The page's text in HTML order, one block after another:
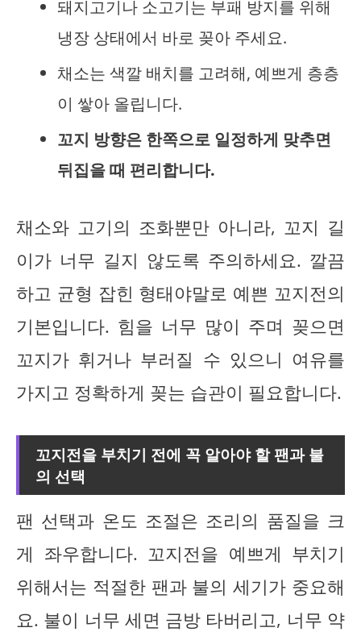
돼지고기나 소고기는 부패 방지를 위해
냉장 상태에서 바로 꽂아 주세요.
채소는 색깔 배치를 고려해, 예쁘게 층층
이 쌓아 올립니다.
꼬지 방향은 한쪽으로 일정하게 맞추면
뒤집을 때 편리합니다.
채소와 고기의 조화뿐만 아니라, 꼬지 길
이가 너무 길지 않도록 주의하세요. 깔끔
하고 균형 잡힌 형태야말로 예쁜 꼬지전의
기본입니다. 힘을 너무 많이 주며 꽂으면
꼬지가 휘거나 부러질 수 있으니 여유를
가지고 정확하게 꽂는 습관이 필요합니다.
꼬지전을 부치기 전에 꼭 알아야 할 팬과 불
의 선택
팬 선택과 온도 조절은 조리의 품질을 크
게 좌우합니다. 꼬지전을 예쁘게 부치기
위해서는 적절한 팬과 불의 세기가 중요해
요. 불이 너무 세면 금방 타버리고, 너무 약